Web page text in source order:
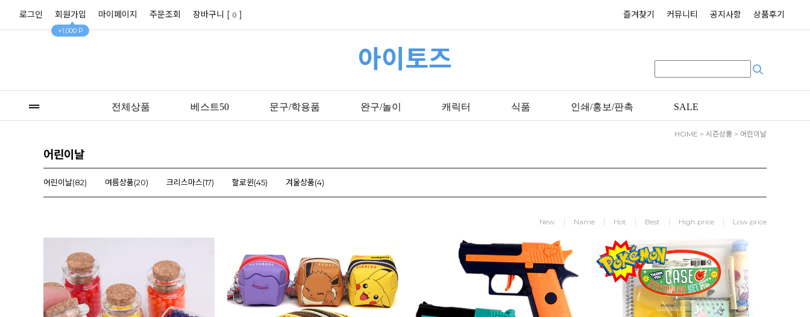
로그인 회원가입
+1,000 P
마이페이지 주문조회 장바구니 [ 0 ] 즐겨찾기 커뮤니티 공지사항 상품후기
아이토즈
전체상품 베스트50 문구/학용품 완구/놀이 캐릭터 식품 인쇄/홍보/판촉 SALE
HOME > 시즌상품 > 어린이날
어린이날
어린이날(82) 여름상품(20) 크리스마스(17) 할로윈(45) 겨울상품(4)
New Name Hot Best High price Low price